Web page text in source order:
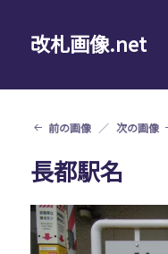
改札画像.net
前の画像 次の画像
長都駅名